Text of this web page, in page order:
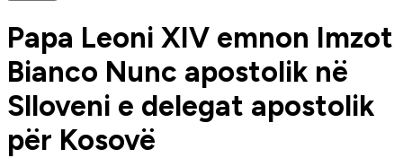
Papa Leoni XIV emnon Imzot
Bianco Nunc apostolik në
Slloveni e delegat apostolik
për Kosovë